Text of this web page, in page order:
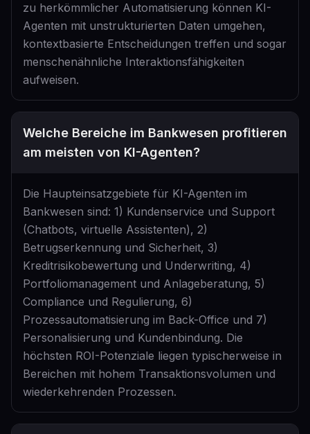
zu herkömmlicher Automatisierung können KI-
Agenten mit unstrukturierten Daten umgehen,
kontextbasierte Entscheidungen treffen und sogar
menschenähnliche Interaktionsfähigkeiten
aufweisen.
Welche Bereiche im Bankwesen profitieren
am meisten von KI-Agenten?
Die Haupteinsatzgebiete für KI-Agenten im
Bankwesen sind: 1) Kundenservice und Support
(Chatbots, virtuelle Assistenten), 2)
Betrugserkennung und Sicherheit, 3)
Kreditrisikobewertung und Underwriting, 4)
Portfoliomanagement und Anlageberatung, 5)
Compliance und Regulierung, 6)
Prozessautomatisierung im Back-Office und 7)
Personalisierung und Kundenbindung. Die
höchsten ROI-Potenziale liegen typischerweise in
Bereichen mit hohem Transaktionsvolumen und
wiederkehrenden Prozessen.